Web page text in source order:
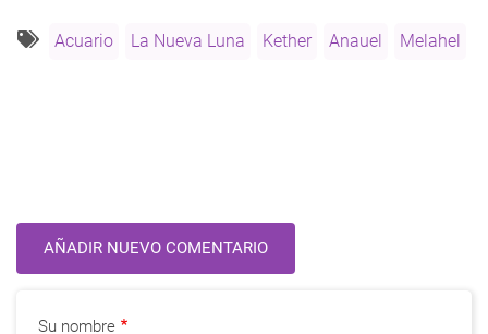
Acuario
(Enero
Acuario La Nueva Luna Kether Anauel Melahel
AÑADIR NUEVO COMENTARIO
Su nombre